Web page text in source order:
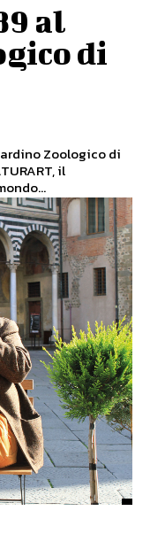
al
di
Zoologico di
il